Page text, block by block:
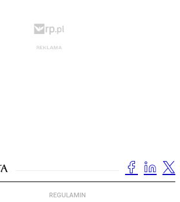
REGULAMIN